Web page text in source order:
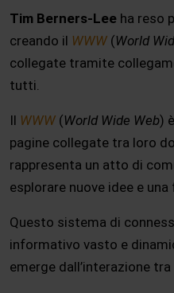
Tim Berners-Lee ha reso
creando il WWW (World
collegate tramite
tutti.
Il WWW (World Wide Web)
pagine collegate tra loro
rappresenta un atto di
esplorare nuove idee e
Questo sistema di
informativo vasto e
emerge dall’interazione